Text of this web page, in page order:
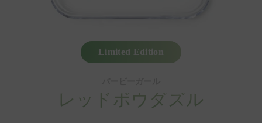
Limited Edition
レッドボウダズル